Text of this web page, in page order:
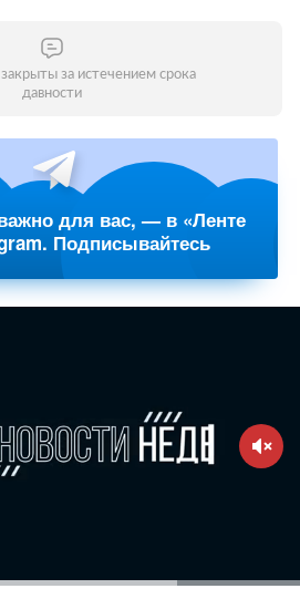
за истечением срока
давности
для вас, — в «Ленте
Подписывайтесь